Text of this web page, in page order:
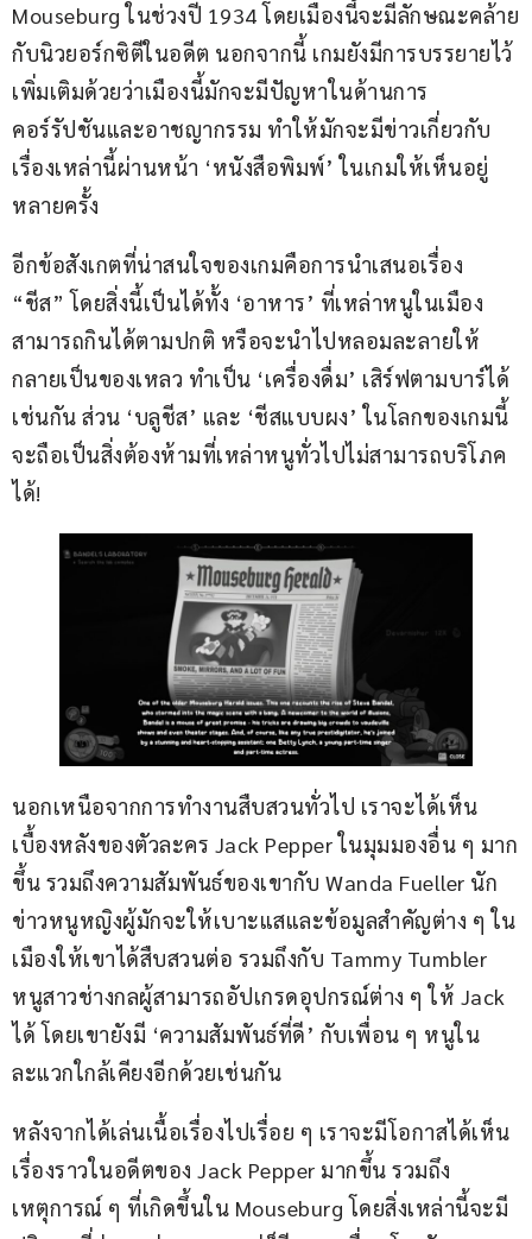
Mouseburg ในช่วงปี 1934 โดยเมืองนี้จะมีลักษณะคล้าย
กับนิวยอร์กซิตีในอดีต นอกจากนี้ เกมยังมีการบรรยายไว้
เพิ่มเติมด้วยว่าเมืองนี้มักจะมีปัญหาในด้านการ
คอร์รัปชันและอาชญากรรม ทำให้มักจะมีข่าวเกี่ยวกับ
เรื่องเหล่านี้ผ่านหน้า ‘หนังสือพิมพ์’ ในเกมให้เห็นอยู่
หลายครั้ง
อีกข้อสังเกตที่น่าสนใจของเกมคือการนำเสนอเรื่อง
“ชีส” โดยสิ่งนี้เป็นได้ทั้ง ‘อาหาร’ ที่เหล่าหนูในเมือง
สามารถกินได้ตามปกติ หรือจะนำไปหลอมละลายให้
กลายเป็นของเหลว ทำเป็น ‘เครื่องดื่ม’ เสิร์ฟตามบาร์ได้
เช่นกัน ส่วน ‘บลูชีส’ และ ‘ชีสแบบผง’ ในโลกของเกมนี้
จะถือเป็นสิ่งต้องห้ามที่เหล่าหนูทั่วไปไม่สามารถบริโภค
ได้!
นอกเหนือจากการทำงานสืบสวนทั่วไป เราจะได้เห็น
เบื้องหลังของตัวละคร Jack Pepper ในมุมมองอื่น ๆ มาก
ขึ้น รวมถึงความสัมพันธ์ของเขากับ Wanda Fueller นัก
ข่าวหนูหญิงผู้มักจะให้เบาะแสและข้อมูลสำคัญต่าง ๆ ใน
เมืองให้เขาได้สืบสวนต่อ รวมถึงกับ Tammy Tumbler
หนูสาวช่างกลผู้สามารถอัปเกรดอุปกรณ์ต่าง ๆ ให้ Jack
ได้ โดยเขายังมี ‘ความสัมพันธ์ที่ดี’ กับเพื่อน ๆ หนูใน
ละแวกใกล้เคียงอีกด้วยเช่นกัน
หลังจากได้เล่นเนื้อเรื่องไปเรื่อย ๆ เราจะมีโอกาสได้เห็น
เรื่องราวในอดีตของ Jack Pepper มากขึ้น รวมถึง
เหตุการณ์ ๆ ที่เกิดขึ้นใน Mouseburg โดยสิ่งเหล่านี้จะมี